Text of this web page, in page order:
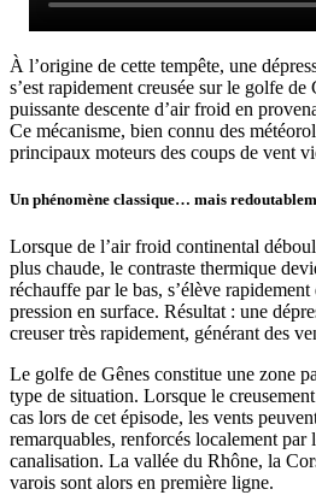
À l’origine de cette tempête, une
s’est rapidement creusée sur le golfe de
puissante descente d’air froid en
Ce mécanisme, bien connu des
principaux moteurs des coups de vent
Un phénomène classique… mais
Lorsque de l’air froid continental
plus chaude, le contraste thermique
réchauffe par le bas, s’élève
pression en surface. Résultat : une
creuser très rapidement, générant des
Le golfe de Gênes constitue une zone
type de situation. Lorsque le
cas lors de cet épisode, les vents
remarquables, renforcés localement par
canalisation. La vallée du Rhône, la
varois sont alors en première ligne.